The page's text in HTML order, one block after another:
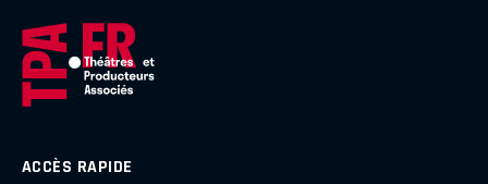
ACCÈS RAPIDE